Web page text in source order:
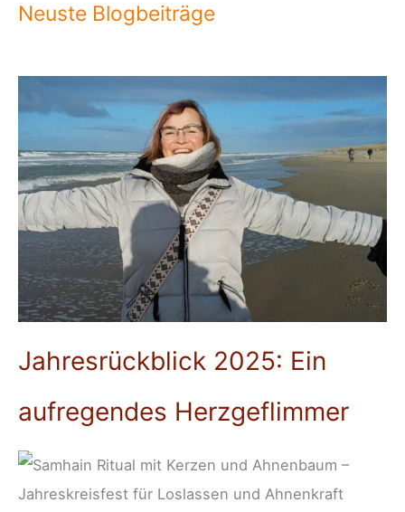
Neuste Blogbeiträge
Jahresrückblick 2025: Ein
aufregendes Herzgeflimmer